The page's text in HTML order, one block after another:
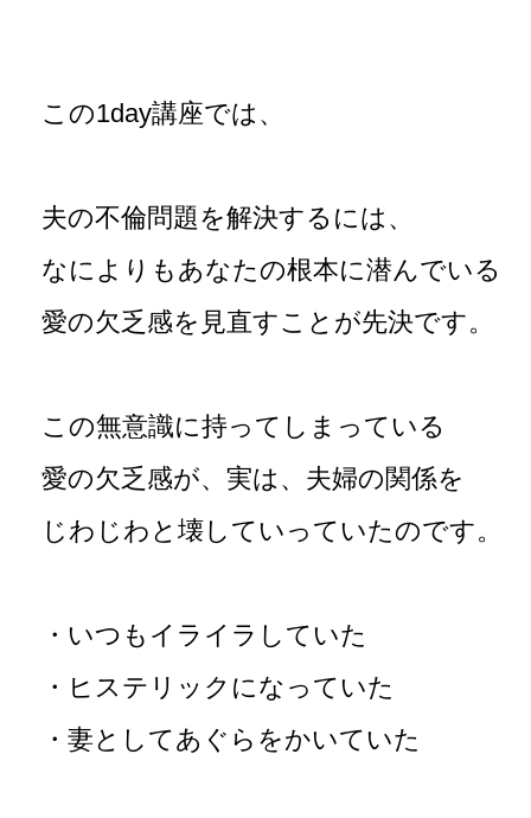
この1day講座では、
夫の不倫問題を解決するには、
なによりもあなたの根本に潜んでいる
愛の欠乏感を見直すことが先決です。
この無意識に持ってしまっている
愛の欠乏感が、実は、夫婦の関係を
じわじわと壊していっていたのです。
・いつもイライラしていた
・ヒステリックになっていた
・妻としてあぐらをかいていた